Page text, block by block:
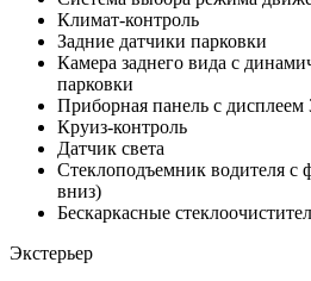
Климат-контроль
Задние датчики парковки
Камера заднего вида с
парковки
Приборная панель с дисплеем
Круиз-контроль
Датчик света
Стеклоподъемник водителя с
вниз)
Бескаркасные
Экстерьер